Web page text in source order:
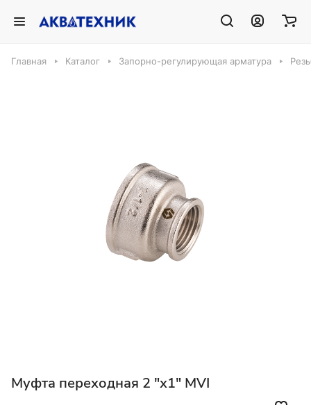
Главная Каталог Запорно-регулирующая арматура
Муфта переходная 2 "х1" MVI